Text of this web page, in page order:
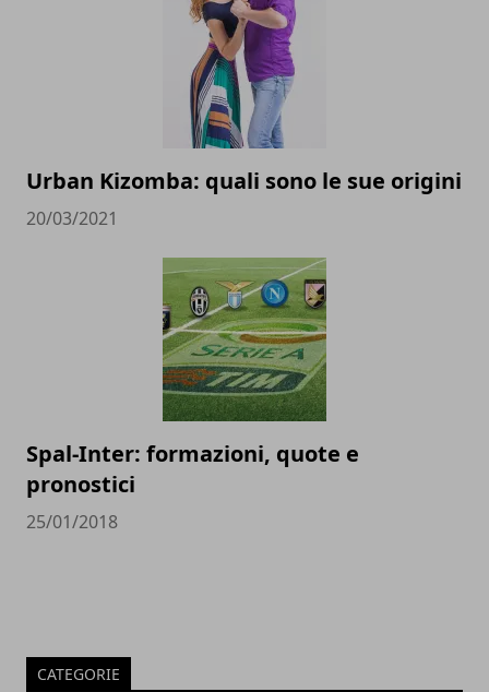
Urban Kizomba: quali sono le sue origini
20/03/2021
Spal-Inter: formazioni, quote e
pronostici
25/01/2018
CATEGORIE